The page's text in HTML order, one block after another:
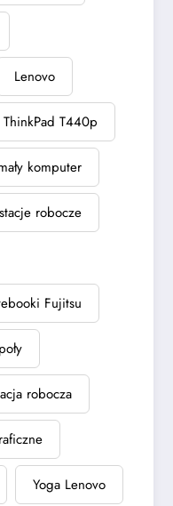
Lenovo
T440p
komputer
robocze
Fujitsu
robocza
Yoga Lenovo